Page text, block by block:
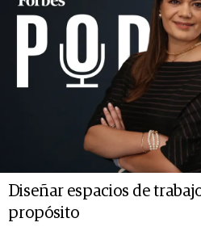
Diseñar espacios de
propósito